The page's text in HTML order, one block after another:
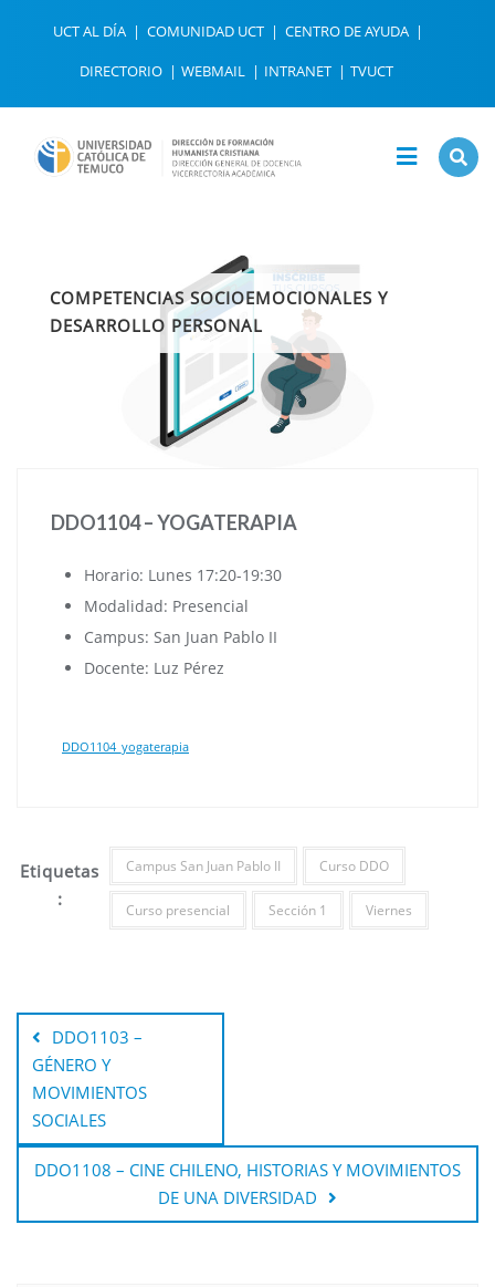
UCT AL DÍA COMUNIDAD UCT
CENTRO DE AYUDA
DIRECTORIO
WEBMAIL INTRANET TVUCT
COMPETENCIAS SOCIOEMOCIONALES Y
DESARROLLO PERSONAL
DDO1104 – YOGATERAPIA
Horario: Lunes 17:20-19:30
Modalidad: Presencial
Campus: San Juan Pablo II
Docente: Luz Pérez
DDO1104_yogaterapia
Etiquetas
:
Campus San Juan Pablo II Curso DDO
Curso presencial Sección 1 Viernes
DDO1103 –
GÉNERO Y
MOVIMIENTOS
SOCIALES
DDO1108 – CINE CHILENO, HISTORIAS Y MOVIMIENTOS
DE UNA DIVERSIDAD